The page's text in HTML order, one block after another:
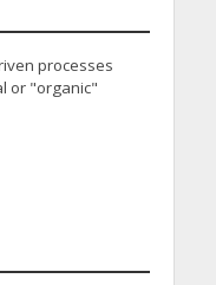
processes
or "organic"